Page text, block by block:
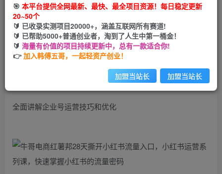
立即购买
您当前未登录！建议登陆后购买，可保存购买订单
深入讲解小红书玩法及底层逻辑
深度解析个人号运营的思路方法小红书的流量课
全面讲解企业号运营技巧和优化
🎯 本平台提供全网最新、最快、最全项目资源！每日稳定更新
20~50个
🔰 已收录实测项目20000+，涵盖互联网所有赛道!
🔰 已帮助5000+普通创业者，淘到了人生中第一桶金！
🔰 海量有价值的项目持续更新中，总有一款适合你!
👉加入韩傅五哥，一起轻资产创业！
加盟当站长 加盟当站长